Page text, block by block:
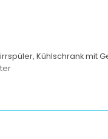
Kühlschrank mit